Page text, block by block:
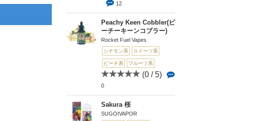
12
Peachy Keen Cobbler(ピ
ーチーキーンコブラー)
Rocket Fuel Vapes
シナモン系 スイーツ系
ピーチ系 フルーツ系
(0 / 5)
0
Sakura 桜
SUGOIVAPOR